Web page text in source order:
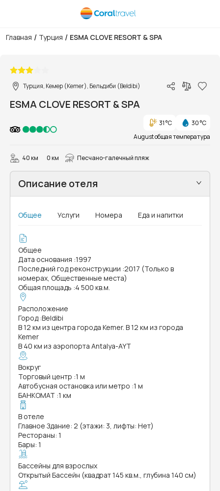
Главная / Турция / ESMA CLOVE RESORT & SPA
Турция, Кемер (Kemer), Бельдиби (Beldibi)
ESMA CLOVE RESORT & SPA
31 °C
30 °C
August общая температура
40 км 0 км Песчано-галечный пляж
Описание отеля
Общее Услуги Номера Еда и напитки
Общее
Дата основания :1997
Последний год реконструкции :2017 (Только в
номерах, Общественные места)
Общая площадь :4 500 кв.м.
Расположение
Город :Beldibi
В 12 км из центра города Kemer. В 12 км из города
Kemer
В 40 км из аэропорта Antalya-AYT
Вокруг
Торговый центр :1 м
Автобусная остановка или метро :1 м
БАНКОМАТ :1 км
В отеле
Главное Здание: 2 (этажи: 3, лифты: Нет)
Рестораны: 1
Бары: 1
Бассейны для взрослых
Открытый Бассейн (квадрат 145 кв.м., глубина 140 см)